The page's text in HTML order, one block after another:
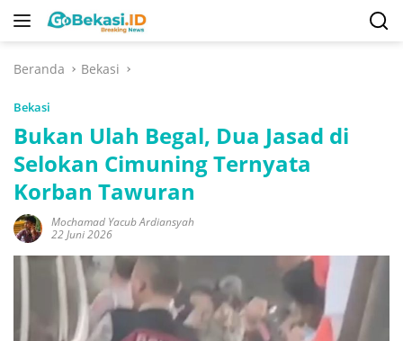
Langsung
Beranda
Bekasi
Bekasi
Bukan Ulah Begal, Dua Jasad di
Selokan Cimuning Ternyata
Korban Tawuran
Mochamad Yacub Ardiansyah
22 Juni 2026